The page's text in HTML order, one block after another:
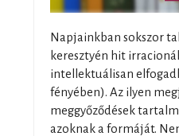
Napjainkban sokszor
keresztyén hit
intellektuálisan
fényében). Az ilyen
meggyőződések
azoknak a formáját.